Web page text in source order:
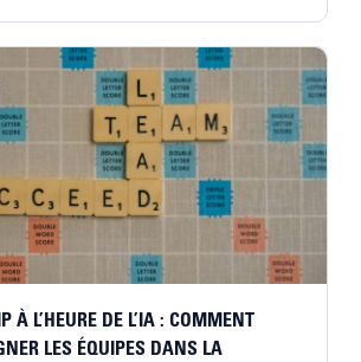
À L’HEURE DE L’IA : COMMENT
LES ÉQUIPES DANS LA